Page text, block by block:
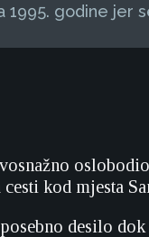
1995. godine jer
kod mjesta
desilo